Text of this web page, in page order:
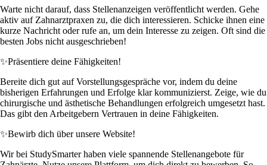
Warte nicht darauf, dass Stellenanzeigen veröffentlicht werden. Gehe
aktiv auf Zahnarztpraxen zu, die dich interessieren. Schicke ihnen eine
kurze Nachricht oder rufe an, um dein Interesse zu zeigen. Oft sind die
besten Jobs nicht ausgeschrieben!
✨Präsentiere deine Fähigkeiten!
Bereite dich gut auf Vorstellungsgespräche vor, indem du deine
bisherigen Erfahrungen und Erfolge klar kommunizierst. Zeige, wie du
chirurgische und ästhetische Behandlungen erfolgreich umgesetzt hast.
Das gibt den Arbeitgebern Vertrauen in deine Fähigkeiten.
✨Bewirb dich über unsere Website!
Wir bei StudySmarter haben viele spannende Stellenangebote für